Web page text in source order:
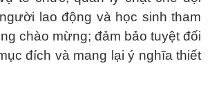
lao động và học sinh tham
chào mừng; đảm bảo tuyệt đối
đích và mang lại ý nghĩa thiết